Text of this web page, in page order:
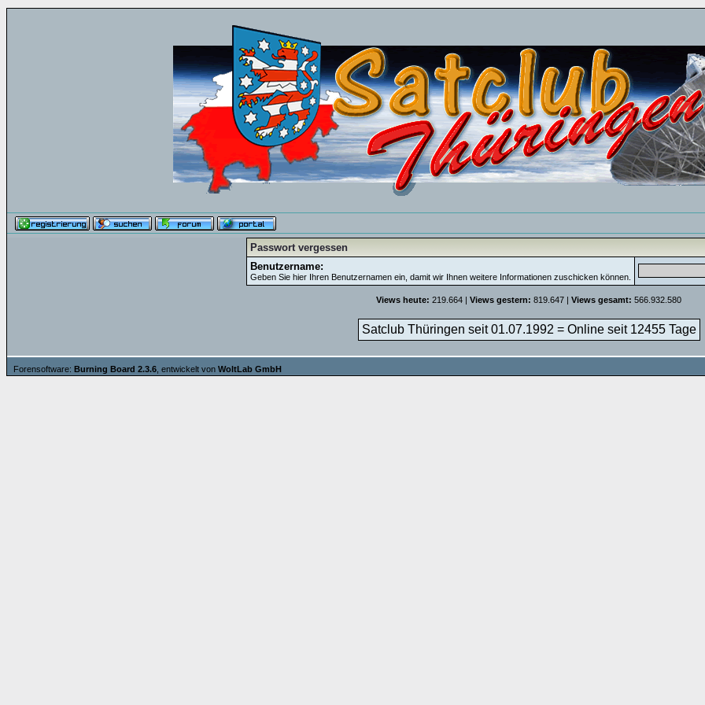
Passwort vergessen
Benutzername:
Geben Sie hier Ihren Benutzernamen ein, damit wir Ihnen weitere Informationen zuschicken können.
Views heute: 219.664 | Views gestern: 819.647 | Views gesamt: 566.932.580
Satclub Thüringen seit 01.07.1992 = Online seit 12455 Tage
Forensoftware: Burning Board 2.3.6 , entwickelt von WoltLab GmbH